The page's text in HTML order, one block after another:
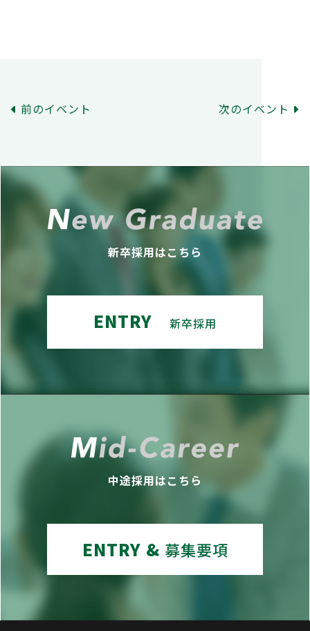
前のイベント 次のイベント
新卒採用はこちら
ENTRY 新卒採用
中途採用はこちら
ENTRY & 募集要項